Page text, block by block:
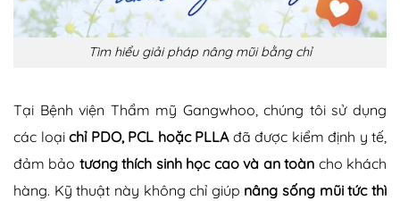
Tìm hiểu giải pháp nâng mũi bằng chỉ
Tại Bệnh viện Thẩm mỹ Gangwhoo, chúng tôi sử dụng
các loại chỉ PDO, PCL hoặc PLLAđã được kiểm định y tế,
đảm bảo tương thích sinh học cao và an toàn cho khách
hàng. Kỹ thuật này không chỉ giúp nâng sống mũi tức thì